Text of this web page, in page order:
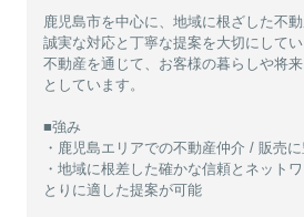
鹿児島市を中心に、地域に根ざした不動
誠実な対応と丁寧な提案を大切にしてい
不動産を通じて、お客様の暮らしや将
としています。
■強み
・鹿児島エリアでの不動産仲介 / 販売
・地域に根差した確かな信頼とネット
とりに適した提案が可能